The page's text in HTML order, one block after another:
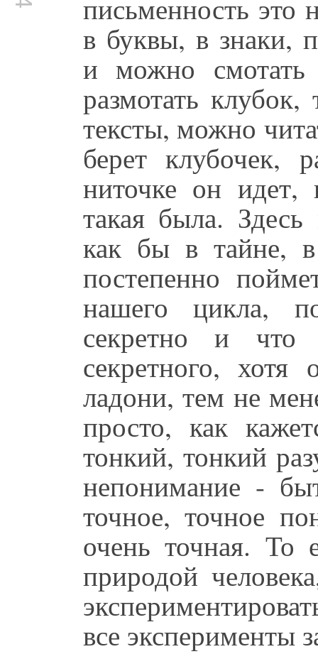
письменность это
в буквы, в знаки,
и можно
размотать клубок,
тексты, можно
берет клубочек,
ниточке он идет,
такая была.
как бы в тайне,
постепенно
нашего цикла,
секретно и что
секретного,
ладони, тем не
просто, как
тонкий, тонкий
непонимание -
точное, точное
очень точная. То
природой
все эксперименты